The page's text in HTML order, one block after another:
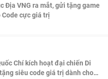
Địa VNG ra mắt, gửi tặng game
Code cực giá trị
Chí kích hoạt đại chiến Di
siêu code giá trị dành cho